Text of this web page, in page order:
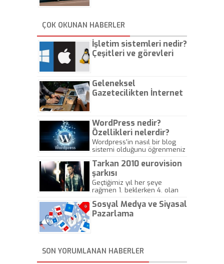
ÇOK OKUNAN HABERLER
İşletim sistemleri nedir?
Çeşitleri ve görevleri
Geleneksel
Gazetecilikten İnternet
WordPress nedir?
Özellikleri nelerdir?
Wordpress'in nasıl bir blog
sistemi olduğunu öğrenmeniz
Tarkan 2010 eurovision
şarkısı
Geçtiğimiz yıl her şeye
rağmen 1. beklerken 4. olan
gösterisinin bu yarışmada
önemli olmadığını anlamıştır.
Sosyal Medya ve Siyasal
Pazarlama
SON YORUMLANAN HABERLER